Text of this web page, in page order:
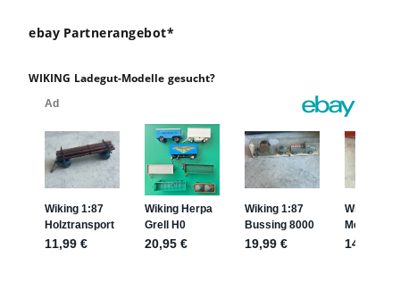
ebay Partnerangebot*
WIKING Ladegut-Modelle gesucht?